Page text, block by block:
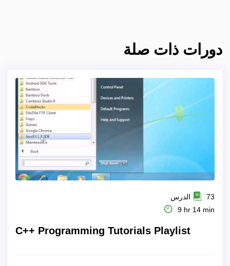
دورات ذات صلة
73 الدرس
9 hr 14 min
C++ Programming Tutorials Playlist